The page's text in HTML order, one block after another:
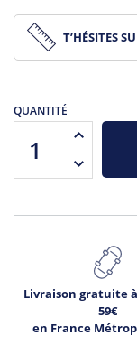
T’HÉSITES
QUANTITÉ
Livraison gratuite
59€
en France